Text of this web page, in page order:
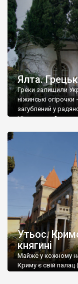
Ялта.
Греки залишили
ніжинські
загублений у
Ніжин греки?
Утьос.
княгині
Майже у кожному
Криму є свій палац